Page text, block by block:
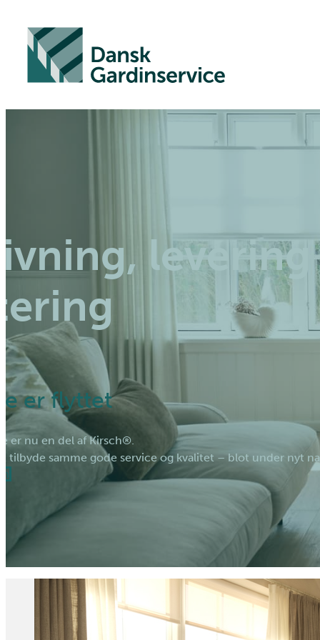
er flyttet
er nu en del af Kirsch®.
tilbyde samme gode service og kvalitet – blot under nyt